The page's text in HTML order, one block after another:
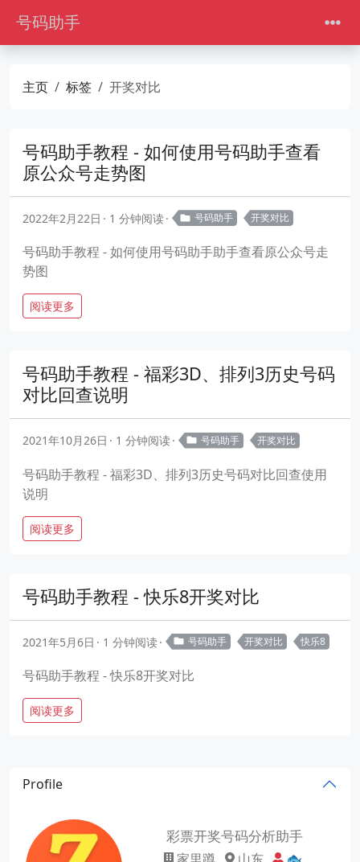
号码助手
主页 标签 开奖对比
号码助手教程 - 如何使用号码助手查看
原公众号走势图
2022年2月22日 1 分钟阅读 号码助手 开奖对比
号码助手教程 - 如何使用号码助手助手查看原公众号走
势图
阅读更多
号码助手教程 - 福彩3D、排列3历史号码
对比回查说明
2021年10月26日 1 分钟阅读 号码助手 开奖对比
号码助手教程 - 福彩3D、排列3历史号码对比回查使用
说明
阅读更多
号码助手教程 - 快乐8开奖对比
2021年5月6日 1 分钟阅读 号码助手 开奖对比 快乐8
号码助手教程 - 快乐8开奖对比
阅读更多
Profile
彩票开奖号码分析助手